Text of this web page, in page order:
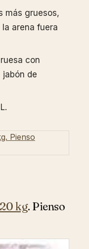
más gruesos,
arena fuera
con
de
kg. Pienso